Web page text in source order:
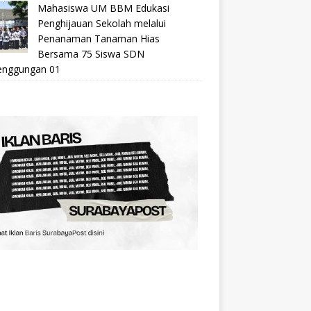
Mahasiswa UM BBM Edukasi
Penghijauan Sekolah melalui
Penanaman Tanaman Hias
Bersama 75 Siswa SDN
01